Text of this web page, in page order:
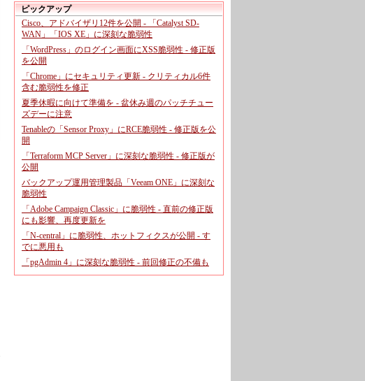
ピックアップ
Cisco、アドバイザリ12件を公開 - 「Catalyst SD-
WAN」「IOS XE」に深刻な脆弱性
「WordPress」のログイン画面にXSS脆弱性 - 修正版
を公開
「Chrome」にセキュリティ更新 - クリティカル6件
含む脆弱性を修正
夏季休暇に向けて準備を - 盆休み週のパッチチュー
ズデーに注意
Tenableの「Sensor Proxy」にRCE脆弱性 - 修正版を公
開
「Terraform MCP Server」に深刻な脆弱性 - 修正版が
公開
バックアップ運用管理製品「Veeam ONE」に深刻な
脆弱性
「Adobe Campaign Classic」に脆弱性 - 直前の修正版
にも影響、再度更新を
「N-central」に脆弱性、ホットフィクスが公開 - す
でに悪用も
「pgAdmin 4」に深刻な脆弱性 - 前回修正の不備も